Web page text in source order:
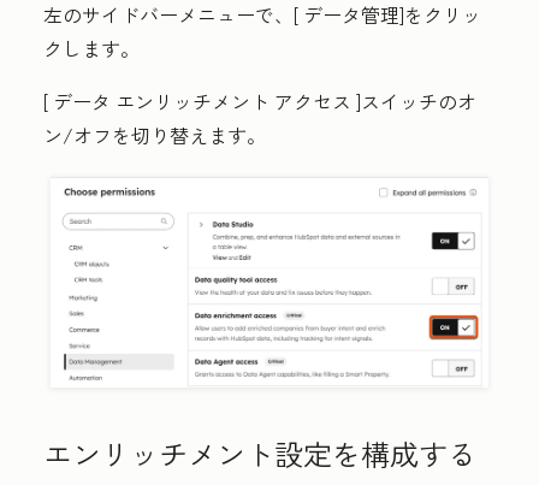
左のサイドバーメニューで、[ データ管理]をクリッ
クします。
[ データ エンリッチメント アクセス ]スイッチのオ
ン/オフを切り替えます。
エンリッチメント設定を構成する